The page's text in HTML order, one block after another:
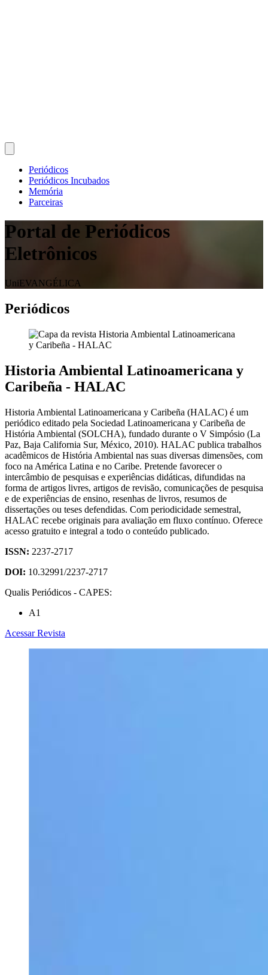
Periódicos
Periódicos Incubados
Memória
Parceiras
Portal de Periódicos
Eletrônicos
UniEVANGÉLICA
Periódicos
Historia Ambiental Latinoamericana y
Caribeña - HALAC
Historia Ambiental Latinoamericana y Caribeña (HALAC) é um
periódico editado pela Sociedad Latinoamericana y Caribeña de
História Ambiental (SOLCHA), fundado durante o V Simpósio (La
Paz, Baja California Sur, México, 2010). HALAC publica trabalhos
acadêmicos de História Ambiental nas suas diversas dimensões, com
foco na América Latina e no Caribe. Pretende favorecer o
intercâmbio de pesquisas e experiências didáticas, difundidas na
forma de artigos livres, artigos de revisão, comunicações de pesquisa
e de experiências de ensino, resenhas de livros, resumos de
dissertações ou teses defendidas. Com periodicidade semestral,
HALAC recebe originais para avaliação em fluxo contínuo. Oferece
acesso gratuito e integral a todo o conteúdo publicado.
ISSN: 2237-2717
DOI: 10.32991/2237-2717
Qualis Periódicos - CAPES:
A1
Acessar Revista